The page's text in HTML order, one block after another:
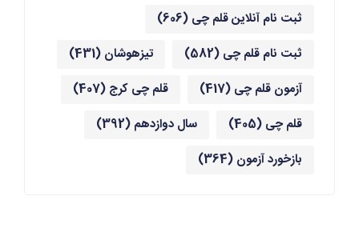
ثبت نام آنلاین قلم چی (606)
ثبت نام قلم چی (582) تیزهوشان(431)
آزمون قلم چی (417) قلم چی کرج (407)
قلم چی (405) سال دوازدهم(392)
بازخورد آزمون(364)